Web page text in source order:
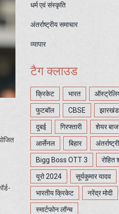
धर्म एवं संस्कृति
अंतर्राष्ट्रीय समाचार
व्यापार
टैग क्लाउड
क्रिकेट भारत
फुटबॉल CBSE झारखंड
दुबई गिरफ्तारी शेयर
आर्सेनल बिहार
Bigg Boss OTT 3 रोहित
यूरो 2024 सूर्यकुमार यादव
भारतीय क्रिकेट नरेंद्र मोदी
स्मार्टफोन लॉन्च